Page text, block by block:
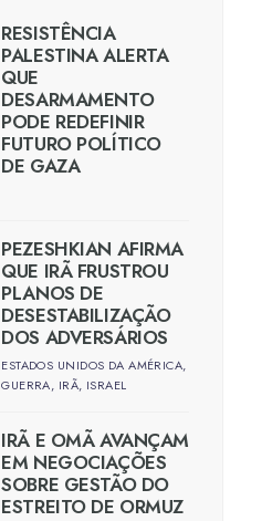
RESISTÊNCIA
PALESTINA ALERTA
QUE
DESARMAMENTO
PODE REDEFINIR
FUTURO POLÍTICO
DE GAZA
PEZESHKIAN AFIRMA
QUE IRÃ FRUSTROU
PLANOS DE
DESESTABILIZAÇÃO
DOS ADVERSÁRIOS
ESTADOS UNIDOS DA AMÉRICA,
GUERRA, IRÃ, ISRAEL
IRÃ E OMÃ AVANÇAM
EM NEGOCIAÇÕES
SOBRE GESTÃO DO
ESTREITO DE ORMUZ